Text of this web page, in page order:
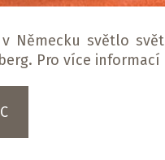
v Německu světlo
Pro více